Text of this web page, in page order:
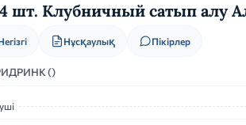
шт. Клубничный сатып алу
Нұсқаулық Пікірлер
()